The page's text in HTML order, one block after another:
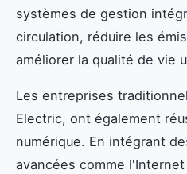
systèmes de gestion
circulation, réduire les
améliorer la qualité de vie
Les entreprises
Electric, ont également
numérique. En intégrant
avancées comme